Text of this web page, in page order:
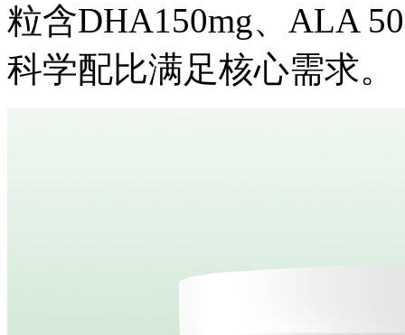
粒含DHA150mg、ALA
科学配比满足核心需求。